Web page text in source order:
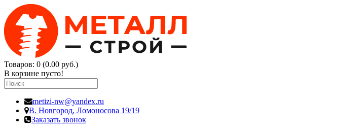
Товаров: 0 (0.00 руб.)
В корзине пусто!
metizi-nw@yandex.ru
В. Новгород, Ломоносова 19/19
Заказать звонок